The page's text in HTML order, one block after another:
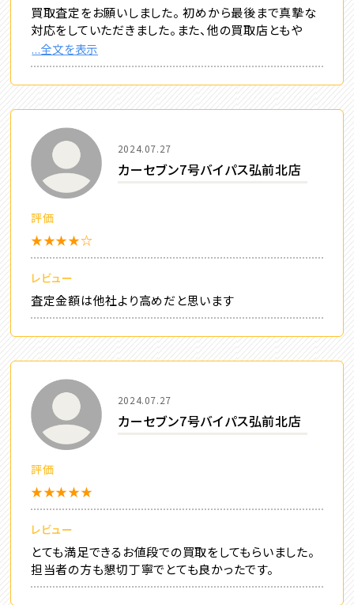
買取査定をお願いしました。 初めから最後まで真摯な
対応をしていただきました。また、他の買取店ともや
...全文を表示
2024.07.27
カーセブン7号バイパス弘前北店
評価
★★★★☆
レビュー
査定金額は他社より高めだと思います
2024.07.27
カーセブン7号バイパス弘前北店
評価
★★★★★
レビュー
とても満足できるお値段での買取をしてもらいました。
担当者の方も懇切丁寧でとても良かったです。